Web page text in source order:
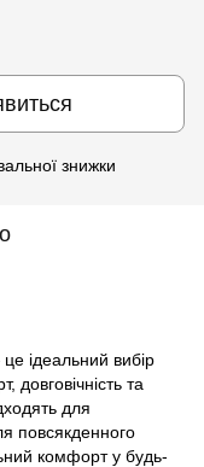
знижки
ідеальний вибір
довговічність та
для
повсякденного
комфорт у будь-